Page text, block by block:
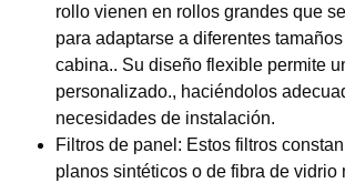
rollo vienen en rollos grandes que
para adaptarse a diferentes
cabina.. Su diseño flexible permite
personalizado., haciéndolos
necesidades de instalación.
Filtros de panel: Estos filtros
planos sintéticos o de fibra de vidrio